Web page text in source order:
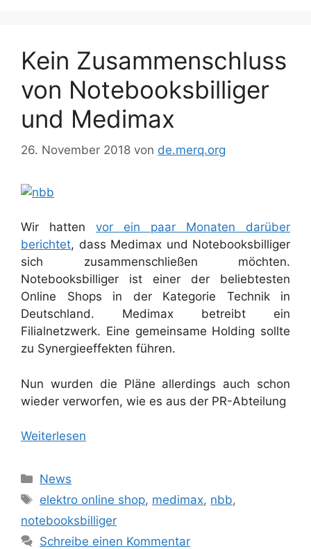
Kein Zusammenschluss
von Notebooksbilliger
und Medimax
26. November 2018 von de.merq.org
Wir hatten vor ein paar Monaten darüber
berichtet, dass Medimax und Notebooksbilliger
sich zusammenschließen möchten.
Notebooksbilliger ist einer der beliebtesten
Online Shops in der Kategorie Technik in
Deutschland. Medimax betreibt ein
Filialnetzwerk. Eine gemeinsame Holding sollte
zu Synergieeffekten führen.
Nun wurden die Pläne allerdings auch schon
wieder verworfen, wie es aus der PR-Abteilung
Weiterlesen
Kategorien
News
Schlagwörter
elektro online shop, medimax, nbb,
notebooksbilliger
Schreibe einen Kommentar